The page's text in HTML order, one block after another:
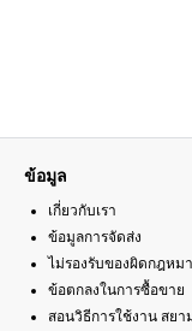
ข้อมูล
เกี่ยวกับเรา
ข้อมูลการจัดส่ง
ไม่รองรับของผิดกฎหม
ข้อตกลงในการซื้อขาย
สอนวิธีการใช้งาน สย